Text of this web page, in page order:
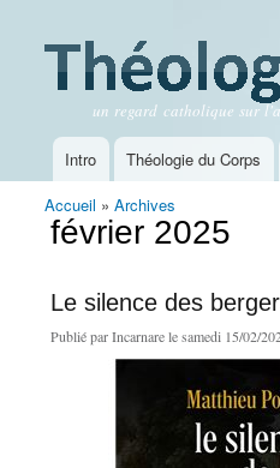
Théologie du
un regard catholique sur
Menu principal
Intro Théologie du Corps
Vous êtes ici
Accueil » Archives
février 2025
Le silence des
Publié parIncarnarele samedi 15/02/